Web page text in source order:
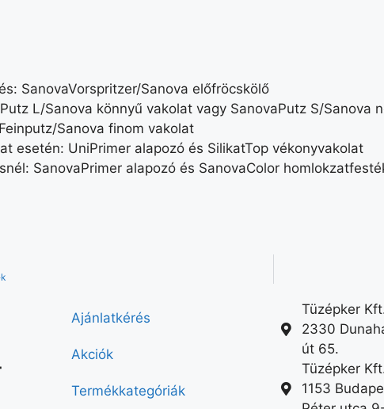
SanovaVorspritzer/Sanova előfröcskölő
L/Sanova könnyű vakolat vagy SanovaPutz S/Sanova
Sanova finom vakolat
esetén: UniPrimer alapozó és SilikatTop vékonyvakolat
SanovaPrimer alapozó és SanovaColor
Ajánlatkérés
Akciók
Termékkategóriák
Tüzépker
2330
út 65.
Tüzépker
1153